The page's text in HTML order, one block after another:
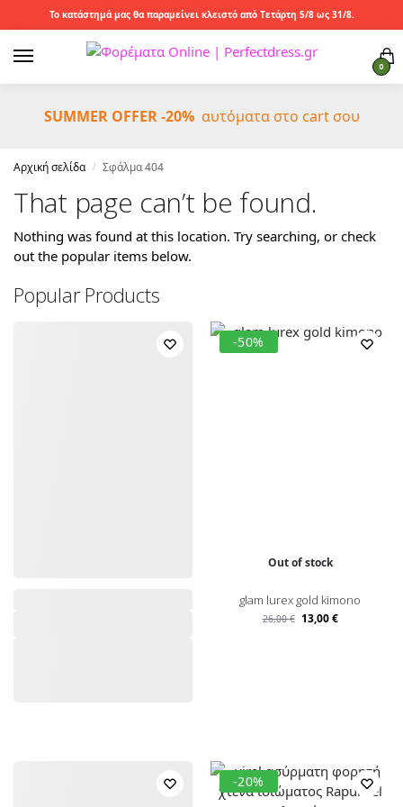
Το κατάστημά μας θα παραμείνει κλειστό από Τετάρτη 5/8 ως 31/8.
0
SUMMER OFFER -20%αυτόματα στο cart σου
Αρχική σελίδα / Σφάλμα 404
That page can’t be found.
Nothing was found at this location. Try searching, or check
out the popular items below.
Popular Products
-50%
Out of stock
glam lurex gold kimono
26,00€ 13,00€
-20%